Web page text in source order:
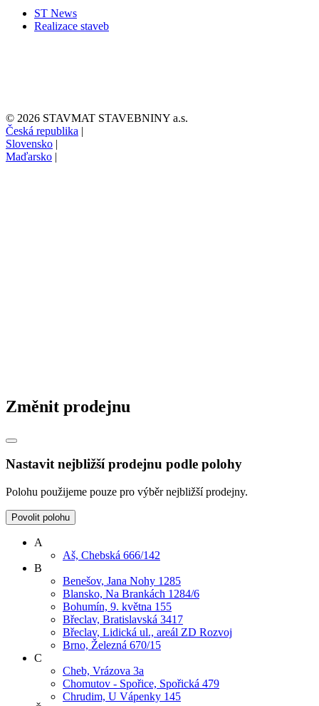
ST News
Realizace staveb
© 2026 STAVMAT STAVEBNINY a.s.
Česká republika |
Slovensko |
Maďarsko |
Změnit prodejnu
Nastavit nejbližší prodejnu podle polohy
Polohu použijeme pouze pro výběr nejbližší prodejny.
Povolit polohu
A
Aš, Chebská 666/142
B
Benešov, Jana Nohy 1285
Blansko, Na Brankách 1284/6
Bohumín, 9. května 155
Břeclav, Bratislavská 3417
Břeclav, Lidická ul., areál ZD Rozvoj
Brno, Železná 670/15
C
Cheb, Vrázova 3a
Chomutov - Spořice, Spořická 479
Chrudim, U Vápenky 145